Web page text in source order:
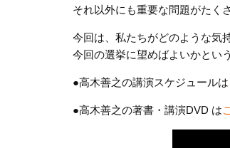
それ以外にも重要な問題がたく
今回は、私たちがどのような気
今回の選挙に望めばよいかとい
●高木善之の講演スケジュールは
●高木善之の著書・講演DVD は